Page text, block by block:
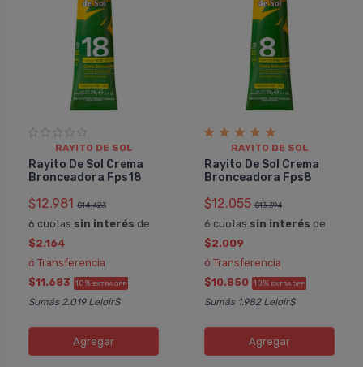
RAYITO DE SOL
Rayito De Sol Crema
Bronceadora Fps18
$12.981 $14.423
6 cuotas sin interés de
$2.164
ó Transferencia
$11.683 10% EXTRA OFF
Sumás 2.019 Leloir$
Agregar
RAYITO DE SOL
Rayito De Sol Crema
Bronceadora Fps8
$12.055 $13.394
6 cuotas sin interés de
$2.009
ó Transferencia
$10.850 10% EXTRA OFF
Sumás 1.982 Leloir$
Agregar